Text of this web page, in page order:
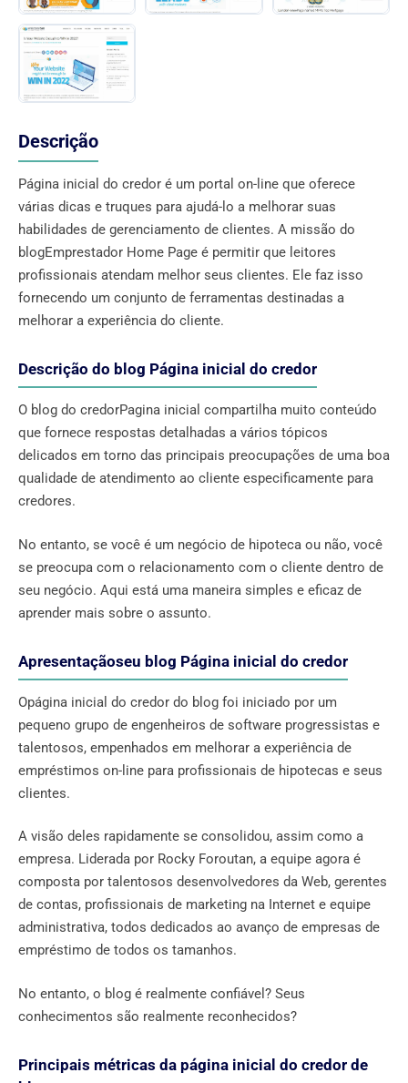
Descrição
Página inicial do credor é um portal on-line que oferece
várias dicas e truques para ajudá-lo a melhorar suas
habilidades de gerenciamento de clientes. A missão do
blogEmprestador Home Page é permitir que leitores
profissionais atendam melhor seus clientes. Ele faz isso
fornecendo um conjunto de ferramentas destinadas a
melhorar a experiência do cliente.
Descrição do blog Página inicial do credor
O blog do credorPagina inicial compartilha muito conteúdo
que fornece respostas detalhadas a vários tópicos
delicados em torno das principais preocupações de uma boa
qualidade de atendimento ao cliente especificamente para
credores.
No entanto, se você é um negócio de hipoteca ou não, você
se preocupa com o relacionamento com o cliente dentro de
seu negócio. Aqui está uma maneira simples e eficaz de
aprender mais sobre o assunto.
Apresentaçãoseu blog Página inicial do credor
Opágina inicial do credor do blog foi iniciado por um
pequeno grupo de engenheiros de software progressistas e
talentosos, empenhados em melhorar a experiência de
empréstimos on-line para profissionais de hipotecas e seus
clientes.
A visão deles rapidamente se consolidou, assim como a
empresa. Liderada por Rocky Foroutan, a equipe agora é
composta por talentosos desenvolvedores da Web, gerentes
de contas, profissionais de marketing na Internet e equipe
administrativa, todos dedicados ao avanço de empresas de
empréstimo de todos os tamanhos.
No entanto, o blog é realmente confiável? Seus
conhecimentos são realmente reconhecidos?
Principais métricas da página inicial do credor de